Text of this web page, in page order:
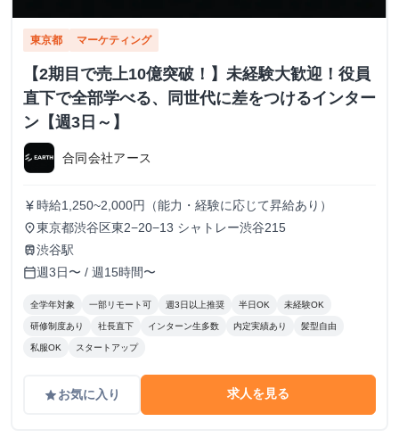
東京都 マーケティング
【2期目で売上10億突破！】未経験大歓迎！役員
直下で全部学べる、同世代に差をつけるインター
ン【週3日～】
合同会社アース
currency_yen 時給1,250~2,000円（能力・経験に応じて昇給あり）
place東京都渋谷区東2−20−13 シャトレー渋谷215
train渋谷駅
calendar_today週3日〜 / 週15時間〜
全学年対象 一部リモート可 週3日以上推奨 半日OK 未経験OK
研修制度あり 社長直下 インターン生多数 内定実績あり 髪型自由
私服OK スタートアップ
gradeお気に入り 求人を見る